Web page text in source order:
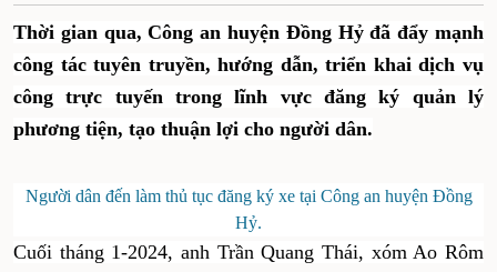
Thời gian qua, Công an huyện Đồng Hỷ đã đẩy mạnh
công tác tuyên truyền, hướng dẫn, triển khai dịch vụ
công trực tuyến trong lĩnh vực đăng ký quản lý
phương tiện, tạo thuận lợi cho người dân.
Người dân đến làm thủ tục đăng ký xe tại Công an huyện Đồng
Hỷ.
Cuối tháng 1-2024, anh Trần Quang Thái, xóm Ao Rôm